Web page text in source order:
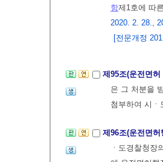
항제1호에 따
2020. 2. 28.,
[전문개정
제95조(운전면
은 그 처분을
첨부하여 시
제96조(운전면
ㆍ도경찰청